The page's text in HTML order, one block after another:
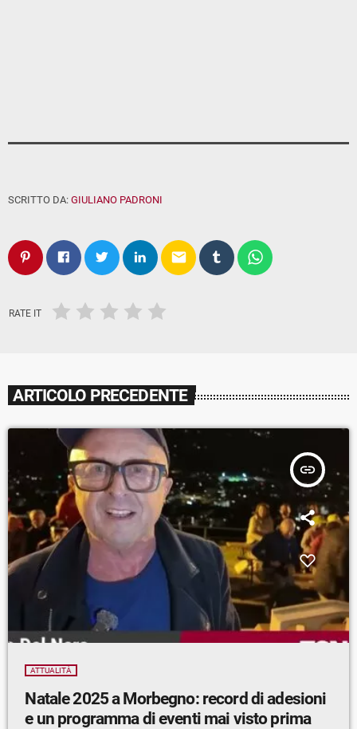
SCRITTO DA: GIULIANO PADRONI
email
RATE IT
ARTICOLO PRECEDENTE
insert_link
ATTUALITÀ
Natale 2025 a Morbegno: record di adesioni
e un programma di eventi mai visto prima